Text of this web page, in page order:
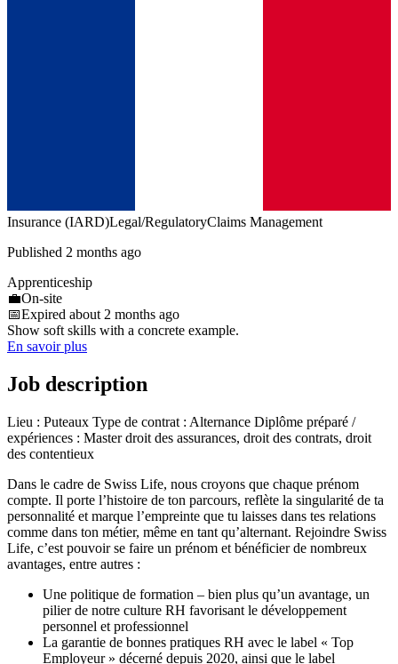
Insurance (IARD)Legal/RegulatoryClaims Management
Published 2 months ago
Apprenticeship
💼On-site
📅Expired about 2 months ago
Show soft skills with a concrete example.
En savoir plus
Job description
Lieu : Puteaux Type de contrat : Alternance Diplôme préparé /
expériences : Master droit des assurances, droit des contrats, droit
des contentieux
Dans le cadre de Swiss Life, nous croyons que chaque prénom
compte. Il porte l’histoire de ton parcours, reflète la singularité de ta
personnalité et marque l’empreinte que tu laisses dans tes relations
comme dans ton métier, même en tant qu’alternant. Rejoindre Swiss
Life, c’est pouvoir se faire un prénom et bénéficier de nombreux
avantages, entre autres :
Une politique de formation – bien plus qu’un avantage, un
pilier de notre culture RH favorisant le développement
personnel et professionnel
La garantie de bonnes pratiques RH avec le label « Top
Employeur » décerné depuis 2020, ainsi que le label